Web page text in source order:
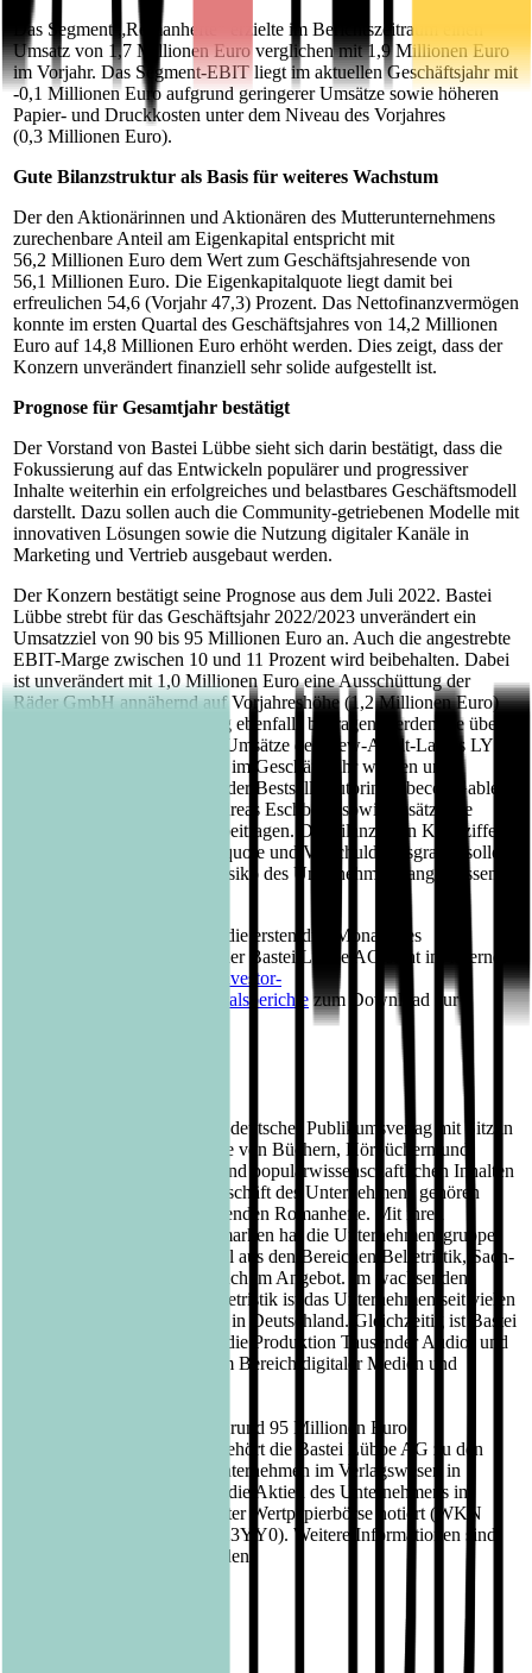
Das Segment „Romanhefte“ erzielte im Berichtszeitraum einen
Umsatz von 1,7 Millionen Euro verglichen mit 1,9 Millionen Euro
im Vorjahr. Das Segment-EBIT liegt im aktuellen Geschäftsjahr mit
-0,1 Millionen Euro aufgrund geringerer Umsätze sowie höheren
Papier- und Druckkosten unter dem Niveau des Vorjahres
(0,3 Millionen Euro).
Gute Bilanzstruktur als Basis für weiteres Wachstum
Der den Aktionärinnen und Aktionären des Mutterunternehmens
zurechenbare Anteil am Eigenkapital entspricht mit
56,2 Millionen Euro dem Wert zum Geschäftsjahresende von
56,1 Millionen Euro. Die Eigenkapitalquote liegt damit bei
erfreulichen 54,6 (Vorjahr 47,3) Prozent. Das Nettofinanzvermögen
konnte im ersten Quartal des Geschäftsjahres von 14,2 Millionen
Euro auf 14,8 Millionen Euro erhöht werden. Dies zeigt, dass der
Konzern unverändert finanziell sehr solide aufgestellt ist.
Prognose für Gesamtjahr bestätigt
Der Vorstand von Bastei Lübbe sieht sich darin bestätigt, dass die
Fokussierung auf das Entwickeln populärer und progressiver
Inhalte weiterhin ein erfolgreiches und belastbares Geschäftsmodell
darstellt. Dazu sollen auch die Community-getriebenen Modelle mit
innovativen Lösungen sowie die Nutzung digitaler Kanäle in
Marketing und Vertrieb ausgebaut werden.
Der Konzern bestätigt seine Prognose aus dem Juli 2022. Bastei
Lübbe strebt für das Geschäftsjahr 2022/2023 unverändert ein
Umsatzziel von 90 bis 95 Millionen Euro an. Auch die angestrebte
EBIT-Marge zwischen 10 und 11 Prozent wird beibehalten. Dabei
ist unverändert mit 1,0 Millionen Euro eine Ausschüttung der
Räder GmbH annähernd auf Vorjahreshöhe (1,2 Millionen Euro)
enthalten. Zur Zielerreichung ebenfalls beitragen werden die über
den Erwartungen liegenden Umsätze des New-Adult-Labels LYX.
Zur profitablen Entwicklung im Geschäftsjahr werden unter
anderem Neuerscheinungen der Bestsellerautorin Rebecca Gablé
und des Bestsellerautors Andreas Eschbach sowie zusätzliche
Umsätze im Bereich Audio beitragen. Die bilanziellen Kennziffern
– insbesondere Eigenkapitalquote und Verschuldungsgrad – sollen
nachhaltig auf einem dem Risiko des Unternehmens angemessenen
Die Quartalsmitteilung über die ersten drei Monate des
Geschäftsjahres 2022/2023 der Bastei Lübbe AG steht im Internet
www.luebbe.com/de/investor-
relations/finanzberichte/quartalsberichtezum Download zur
Die Bastei Lübbe AG ist ein deutscher Publikumsverlag mit Sitz in
Köln, der auf die Herausgabe von Büchern, Hörbüchern und
eBooks mit belletristischen und populärwissenschaftlichen Inhalten
spezialisiert ist. Zum Kerngeschäft des Unternehmens gehören
auch die periodisch erscheinenden Romanhefte. Mit ihren
insgesamt fünfzehn Verlagsmarken hat die Unternehmensgruppe
derzeit mehrere Tausend Titel aus den Bereichen Belletristik, Sach-
sowie Kinder- und Jugendbuch im Angebot. Im wachsenden
Segment der Hardcover-Belletristik ist das Unternehmen seit vielen
Jahren einer der Marktführer in Deutschland. Gleichzeitig ist Bastei
Lübbe unter anderem durch die Produktion Tausender Audio- und
eBooks Innovationstreiber im Bereich digitaler Medien und
Mit einem Jahresumsatz von rund 95 Millionen Euro
(Geschäftsjahr 2021/2022) gehört die Bastei Lübbe AG zu den
größten mittelständischen Unternehmen im Verlagswesen in
Deutschland. Seit 2013 sind die Aktien des Unternehmens im
Prime Standard der Frankfurter Wertpapierbörse notiert (WKN
A1X3YY, ISIN DE000A1X3YY0). Weitere Informationen sind
unter www.luebbe.de zu finden.